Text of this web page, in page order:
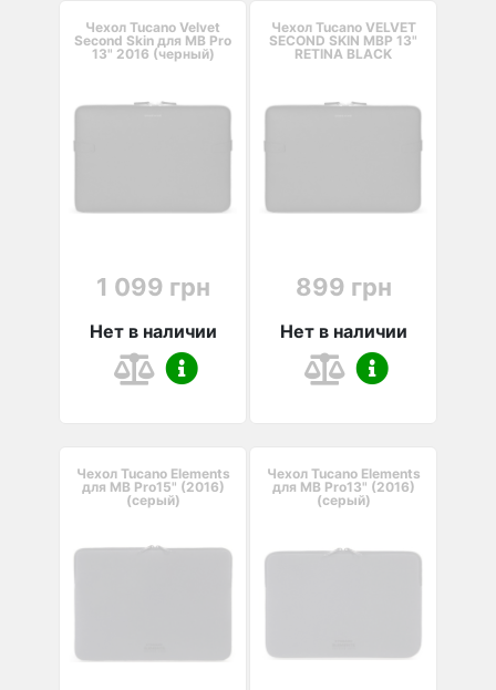
Чехол Tucano Velvet
Second Skin для MB Pro
13" 2016 (черный)
1 099 грн
Нет в наличии
Чехол Tucano VELVET
SECOND SKIN MBP 13"
RETINA BLACK
899 грн
Нет в наличии
Чехол Tucano Elements
для MB Pro15" (2016)
(серый)
Чехол Tucano Elements
для MB Pro13" (2016)
(серый)